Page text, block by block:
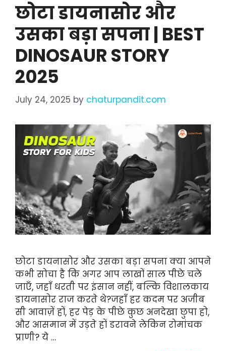
छोटा डायनासोर और
उसका बड़ा सपना | BEST
DINOSAUR STORY
2025
July 24, 2025 by chaturpandit.com
छोटा डायनासोर और उसका बड़ा सपना क्या आपने
कभी सोचा है कि अगर आप लाखों साल पीछे चले
जाएँ, जहाँ धरती पर इंसान नहीं, बल्कि विशालकाय
डायनासोर राज करते थे?जहाँ हर कदम पर अजीब
सी आवाज़ें हों, हर पेड़ के पीछे कुछ अनदेखा छुपा हो,
और आसमान में उड़ते हों डरावने लेकिन रोमांचक
प्राणी? ये …